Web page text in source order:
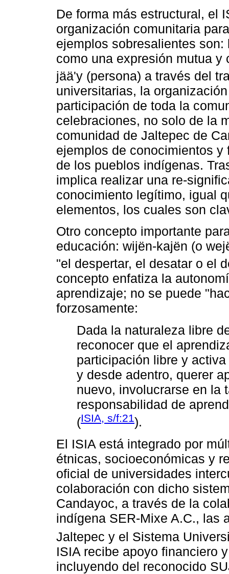
De forma más estructural, el
organización comunitaria
ejemplos sobresalientes
como una expresión mutua y
jää'y (persona) a través del
universitarias, la
participación de toda la
celebraciones, no solo de la
comunidad de Jaltepec de
ejemplos de conocimientos
de los pueblos indígenas.
implica realizar una re-
conocimiento legítimo, igual
elementos, los cuales son
Otro concepto importante
educación: wijën-kajën (o
"el despertar, el desatar o el
concepto enfatiza la
aprendizaje; no se puede
forzosamente:
Dada la naturaleza libre
reconocer que el
participación libre y
y desde adentro, querer
nuevo, involucrarse en la
responsabilidad de
(ISIA, s/f:21).
El ISIA está integrado por
étnicas, socioeconómicas y
oficial de universidades
colaboración con dicho
Candayoc, a través de la
indígena SER-Mixe A.C., las
Jaltepec y el Sistema
ISIA recibe apoyo financiero
incluyendo del reconocido